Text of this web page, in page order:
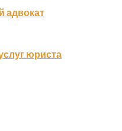
адвокат
юриста